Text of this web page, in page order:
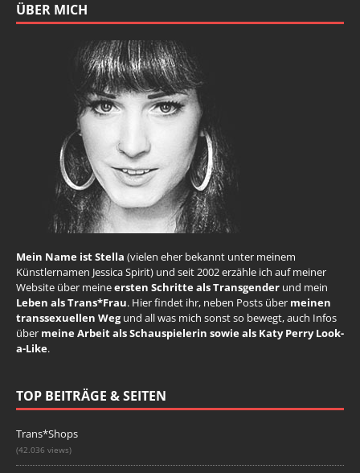
ÜBER MICH
Mein Name ist Stella (vielen eher bekannt unter meinem
Künstlernamen Jessica Spirit) und seit 2002 erzähle ich auf meiner
Website über meineersten Schritte als Transgender und mein
Leben als Trans*Frau. Hier findet ihr, neben Posts über meinen
transsexuellen Wegund all was mich sonst so bewegt, auch Infos
über meine Arbeit als Schauspielerin sowie als Katy Perry Look-
a-Like.
TOP BEITRÄGE & SEITEN
Trans*Shops
(42.036 views)